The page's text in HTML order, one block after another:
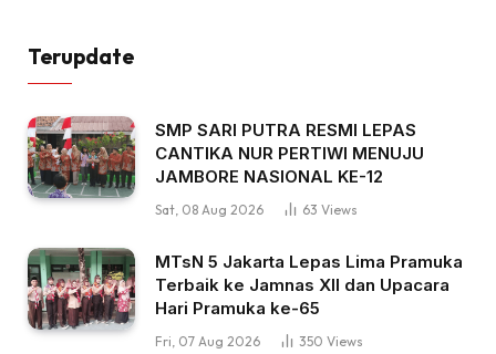
Terupdate
SMP SARI PUTRA RESMI LEPAS
CANTIKA NUR PERTIWI MENUJU
JAMBORE NASIONAL KE-12
Sat, 08 Aug 2026 63 Views
MTsN 5 Jakarta Lepas Lima Pramuka
Terbaik ke Jamnas XII dan Upacara
Hari Pramuka ke-65
Fri, 07 Aug 2026 350 Views